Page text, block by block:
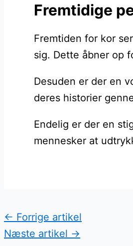
Fremtidige
Fremtiden for kor
sig. Dette åbner op
Desuden er der en
deres historier
Endelig er der en
mennesker at
← Forrige artikel
Næste artikel →